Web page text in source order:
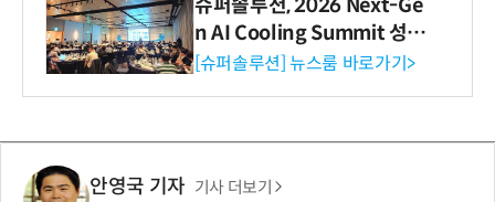
슈퍼솔루션, 2026 Next-Ge
n AI Cooling Summit 성황
리 성료
[슈퍼솔루션] 뉴스룸 바로가기>
안영국 기자 기사 더보기